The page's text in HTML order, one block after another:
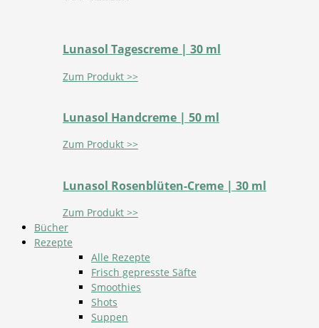
Lunasol Tagescreme | 30 ml
Zum Produkt >>
Lunasol Handcreme | 50 ml
Zum Produkt >>
Lunasol Rosenblüten-Creme | 30 ml
Zum Produkt >>
Bücher
Rezepte
Alle Rezepte
Frisch gepresste Säfte
Smoothies
Shots
Suppen